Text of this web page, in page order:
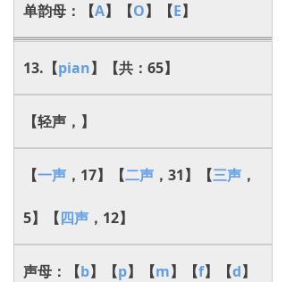
单韵母：【A】【O】【E】
13.【pian】【共：65】
【轻声，】
【一声 ，17】【二声 ，31】【三声 ，
5】【四声 ，12】
声母：【b】【p】【m】【f】【d】